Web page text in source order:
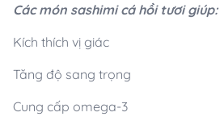
Các món sashimi cá hồi tươi giúp:
Kích thích vị giác
Tăng độ sang trọng
Cung cấp omega-3